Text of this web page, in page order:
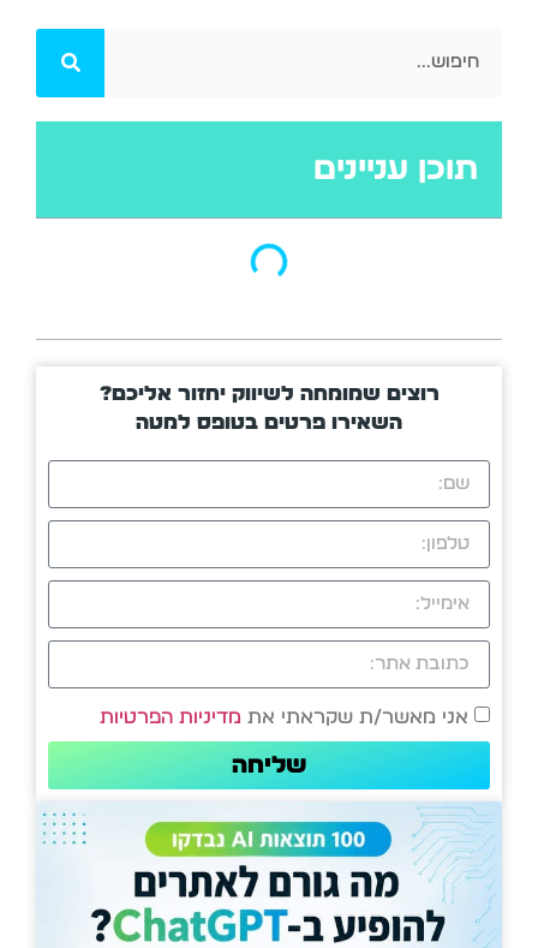
תוכן עניינים
רוצים שמומחה לשיווק יחזור אליכם?
השאירו פרטים בטופס למטה
אני מאשר/ת שקראתי את מדיניות הפרטיות
שליחה